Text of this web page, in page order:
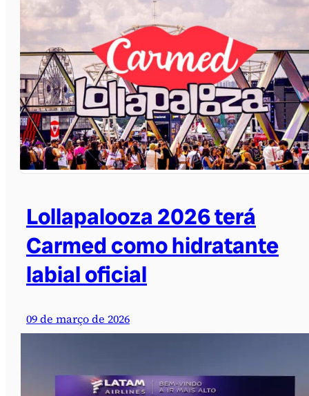
Lollapalooza 2026 terá
Carmed como hidratante
labial oficial
09 de março de 2026